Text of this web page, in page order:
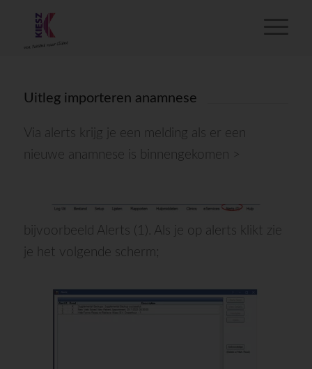
Uitleg importeren anamnese
Via alerts krijg je een melding als er een
nieuwe anamnese is binnengekomen >
bijvoorbeeld Alerts (1). Als je op alerts klikt zie
je het volgende scherm;